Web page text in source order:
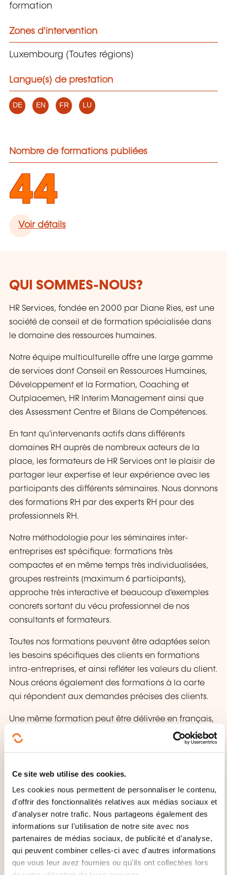
Ce site web utilise des cookies.
Les cookies nous permettent de personnaliser le contenu,
d'offrir des fonctionnalités relatives aux médias sociaux et
d'analyser notre trafic. Nous partageons également des
informations sur l'utilisation de notre site avec nos
partenaires de médias sociaux, de publicité et d'analyse,
qui peuvent combiner celles-ci avec d'autres informations
que vous leur avez fournies ou qu'ils ont collectées lors
formation
Zones d'intervention
Luxembourg (Toutes régions)
Langue(s) de prestation
DE EN FR LU
Nombre de formations publiées
44
Voir détails
QUI SOMMES-NOUS?
HR Services, fondée en 2000 par Diane Ries, est une
société de conseil et de formation spécialisée dans
le domaine des ressources humaines.
Notre équipe multiculturelle offre une large gamme
de services dont Conseil en Ressources Humaines,
Développement et la Formation, Coaching et
Outplacemen, HR Interim Management ainsi que
des Assessment Centre et Bilans de Compétences.
En tant qu'intervenants actifs dans différents
domaines RH auprès de nombreux acteurs de la
place, les formateurs de HR Services ont le plaisir de
partager leur expertise et leur expérience avec les
participants des différents séminaires. Nous donnons
des formations RH par des experts RH pour des
professionnels RH.
Notre méthodologie pour les séminaires inter-
entreprises est spécifique: formations très
compactes et en même temps très individualisées,
groupes restreints (maximum 6 participants),
approche très interactive et beaucoup d'exemples
concrets sortant du vécu professionnel de nos
consultants et formateurs.
Toutes nos formations peuvent être adaptées selon
les besoins spécifiques des clients en formations
intra-entreprises, et ainsi refléter les valeurs du client.
Nous créons également des formations à la carte
qui répondent aux demandes précises des clients.
Une même formation peut être délivrée en français,
allemand, anglais et luxembourgeois ou une
combinaison de ces quatre langues en fonction de
salarié peut ainsi recevoir exactement la même
formation quelque soit sa langue maternelle.
Pendant la crise du coronavirus, toutes nos
formations sont maintenues et délivrées sous forme
de wébinaire interactif et/ou en présentiel
(maximum 2 à 3 participants afin de pouvoir
respecter la distance sociale). Nous sommes à votre
disposition pour toutes questions à ce sujet.
Contactez-nous.